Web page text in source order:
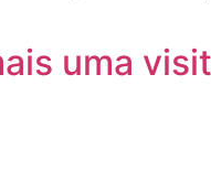
uma